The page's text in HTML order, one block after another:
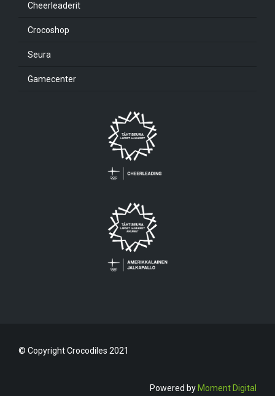
Cheerleaderit
Crocoshop
Seura
Gamecenter
© Copyright Crocodiles 2021
Powered by Moment Digital